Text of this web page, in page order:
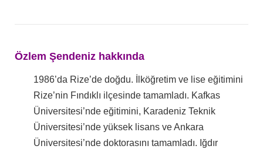
Özlem Şendeniz hakkında
1986’da Rize’de doğdu. İlköğretim ve lise eğitimini
Rize’nin Fındıklı ilçesinde tamamladı. Kafkas
Üniversitesi’nde eğitimini, Karadeniz Teknik
Üniversitesi’nde yüksek lisans ve Ankara
Üniversitesi’nde doktorasını tamamladı. Iğdır